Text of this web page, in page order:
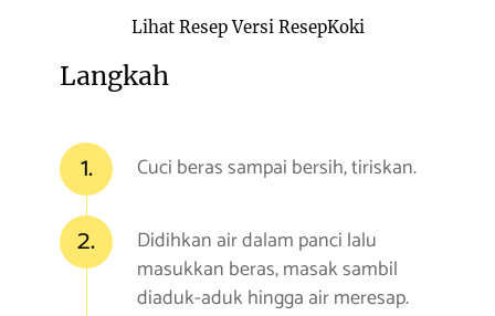
Lihat Resep Versi ResepKoki
Langkah
1. Cuci beras sampai bersih, tiriskan.
2.
Didihkan air dalam panci lalu
masukkan beras, masak sambil
diaduk-aduk hingga air meresap.